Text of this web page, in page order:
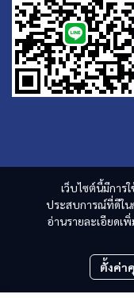
เว็บไซต์นี้มีการ
ประสบการณ์ที่ดีใน
อ่านรายละเอียดเ
ตั้งค่า